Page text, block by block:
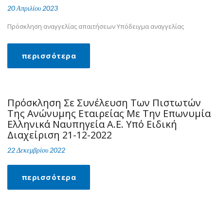
20 Απριλίου 2023
Πρόσκληση αναγγελίας απαιτήσεων Υπόδειγμα αναγγελίας
περισσότερα
Πρόσκληση Σε Συνέλευση Tων Πιστωτών
Tης Ανώνυμης Εταιρείας Με Την Επωνυμία
Ελληνικά Ναυπηγεία Α.Ε. Υπό Ειδική
Διαχείριση 21-12-2022
22 Δεκεμβρίου 2022
περισσότερα